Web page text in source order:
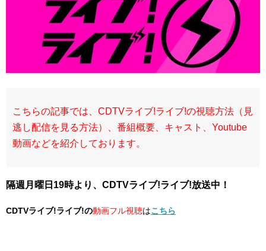
こちらの記事では、CDTVライブ!ライブ!の視聴方法（見
逃し配信を見る方法）、番組概要、キャスト、Youtube
動画などを紹介しております。
隔週月曜日19時より、CDTVライブ!ライブ!放送中！
CDTVライブ!ライブ!の動画フル視聴はこちら